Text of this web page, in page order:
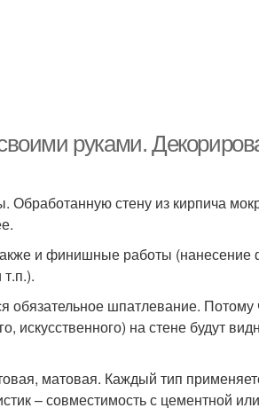
руками.
стену из кирпича
и финишные работы (нанесение
обязательное шпатлевание.
искусственного) на стене будут
матовая. Каждый тип
– совместимость с цементной